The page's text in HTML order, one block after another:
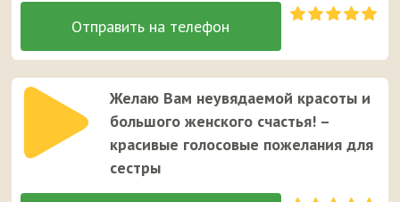
Желаю Вам неувядаемой красоты и
большого женского счастья! –
красивые голосовые пожелания для
сестры